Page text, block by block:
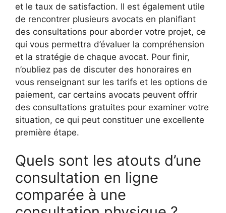
et le taux de satisfaction. Il est également utile
de rencontrer plusieurs avocats en planifiant
des consultations pour aborder votre projet, ce
qui vous permettra d’évaluer la compréhension
et la stratégie de chaque avocat. Pour finir,
n’oubliez pas de discuter des honoraires en
vous renseignant sur les tarifs et les options de
paiement, car certains avocats peuvent offrir
des consultations gratuites pour examiner votre
situation, ce qui peut constituer une excellente
première étape.
Quels sont les atouts d’une
consultation en ligne
comparée à une